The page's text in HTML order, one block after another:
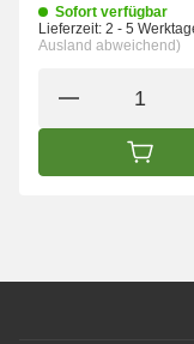
Sofort verfügbar
Lieferzeit: 2 - 5
Ausland abweichend)
IN